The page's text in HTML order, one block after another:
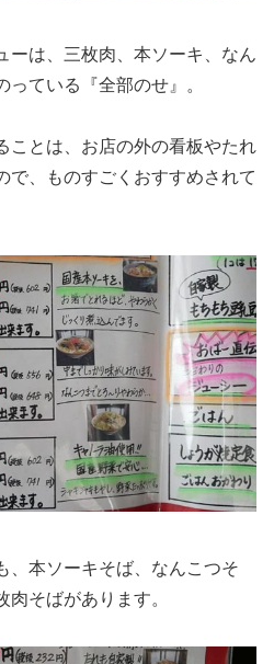
ーは、三枚肉、本ソーキ、なん
ている『全部のせ』。
ことは、お店の外の看板やたれ
で、ものすごくおすすめされて
、本ソーキそば、なんこつそ
そばがあります。